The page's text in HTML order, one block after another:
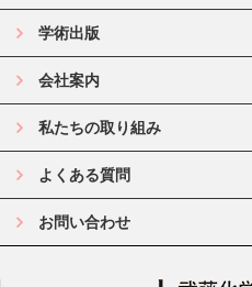
学術出版
会社案内
私たちの取り組み
よくある質問
お問い合わせ